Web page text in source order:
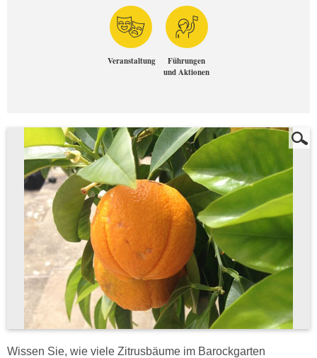
Veranstaltung
Führungen
und Aktionen
Wissen Sie, wie viele Zitrusbäume im Barockgarten